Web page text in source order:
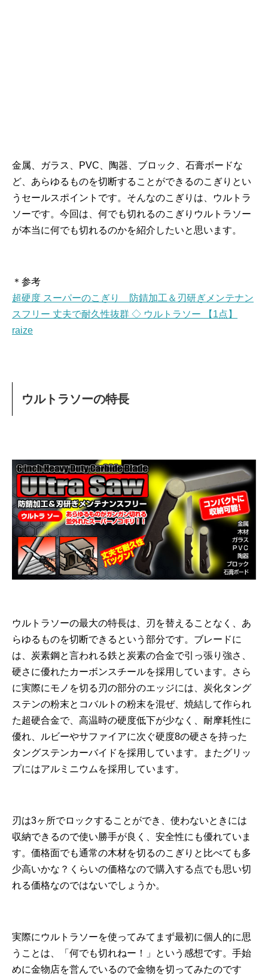
金属、ガラス、PVC、陶器、ブロック、石膏ボードな
ど、あらゆるものを切断することができるのこぎりとい
うセールスポイントです。そんなのこぎりは、ウルトラ
ソーです。今回は、何でも切れるのこぎりウルトラソー
が本当に何でも切れるのかを紹介したいと思います。
＊参考
超硬度 スーパーのこぎり 防錆加工＆刃研ぎメンテナン
スフリー 丈夫で耐久性抜群 ◇ ウルトラソー 【1点】
raize
ウルトラソーの特長
ウルトラソーの最大の特長は、刃を替えることなく、あ
らゆるものを切断できるという部分です。ブレードに
は、炭素鋼と言われる鉄と炭素の合金で引っ張り強さ、
硬さに優れたカーボンスチールを採用しています。さら
に実際にモノを切る刃の部分のエッジには、炭化タング
ステンの粉末とコバルトの粉末を混ぜ、焼結して作られ
た超硬合金で、高温時の硬度低下が少なく、耐摩耗性に
優れ、ルビーやサファイアに次ぐ硬度8の硬さを持った
タングステンカーバイドを採用しています。またグリッ
プにはアルミニウムを採用しています。
刃は3ヶ所でロックすることができ、使わないときには
収納できるので使い勝手が良く、安全性にも優れていま
す。価格面でも通常の木材を切るのこぎりと比べても多
少高いかな？くらいの価格なので購入する点でも思い切
れる価格なのではないでしょうか。
実際にウルトラソーを使ってみてまず最初に個人的に思
うことは、「何でも切れねー！」という感想です。手始
めに金物店を営んでいるので金物を切ってみたのです